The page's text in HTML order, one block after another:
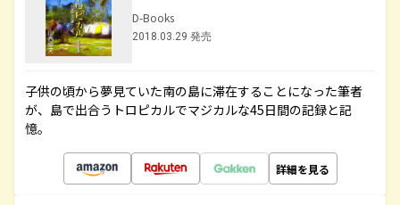
D-Books
2018.03.29 発売
子供の頃から夢見ていた南の島に滞在することになった筆者
が、島で出合うトロピカルでマジカルな45日間の記録と記
憶。
詳細を見る